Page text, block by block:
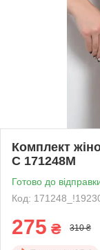
Комплект
С 171248M
Готово до
Код:
275 ₴ 310 ₴